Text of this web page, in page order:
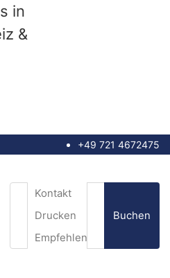
+49 721 4672475
Kontakt
Drucken
Empfehlen
Buchen